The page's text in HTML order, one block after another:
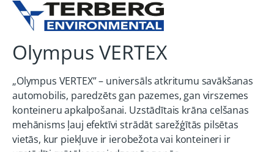
Olympus VERTEX
„Olympus VERTEX” – universāls atkritumu savākšanas
automobilis, paredzēts gan pazemes, gan virszemes
konteineru apkalpošanai. Uzstādītais krāna celšanas
mehānisms ļauj efektīvi strādāt sarežģītās pilsētas
vietās, kur piekļuve ir ierobežota vai konteineri ir